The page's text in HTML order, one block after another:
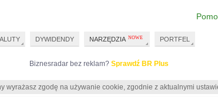
Biznesradar bez reklam? Sprawdź BR Plus
wyrażasz zgodę na używanie cookie, zgodnie z aktualnymi
DYWIDENDY NARZĘDZIA PORTFEL